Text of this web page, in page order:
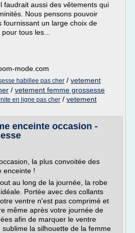
faudrait aussi des vêtements qui
Nous pensons pouvoir
fournissant un large choix de
tous les...
mode.com
habillee pas cher / vetement
/ vetement femme grossesse
en ligne pas cher / vetement
enceinte occasion -
la plus convoitée des
enceinte !
au long de la journée, la robe
Portée avec des collants
ventre n'est pas comprimé et
même après votre journée de
afin de marquer le ventre
la silhouette de la femme